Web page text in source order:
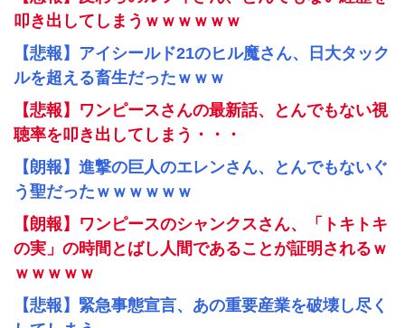
叩き出してしまうｗｗｗｗｗｗ
【悲報】アイシールド21のヒル魔さん、日大タック
ルを超える畜生だったｗｗｗ
【悲報】ワンピースさんの最新話、とんでもない視
聴率を叩き出してしまう・・・
【朗報】進撃の巨人のエレンさん、とんでもないぐ
う聖だったｗｗｗｗｗｗ
【朗報】ワンピースのシャンクスさん、「トキトキ
の実」の時間とばし人間であることが証明されるｗ
ｗｗｗｗｗ
【悲報】緊急事態宣言、あの重要産業を破壊し尽く